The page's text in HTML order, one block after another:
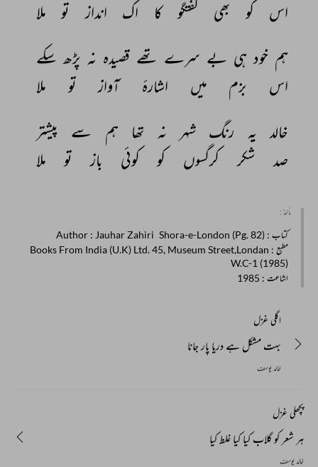
اس
کو بھی گفتگو کا اک انداز تو
ملا
ہم خود ہی بے سرے تھے قصیدہ نہ پڑھ سکے
اس
بزم میں اشارۂ آواز تو
ملا
خالد
یہ رنگ شہر نہ تھا ہم سے
پیشتر
صد
شکر کرگسوں کو کوئی باز تو ملا
مأخذ :
کتاب : Shora-e-London (Pg. 82)
Author : Jauhar Zahiri
مطبع
: Books From India (U.K) Ltd. 45, Museum Street,Londan
W.C-1 (1985)
اشاعت : 1985
اگلی غزل
بہت مشکل ہے دریا پار جانا
خالد یوسف
پچھلی غزل
ہر شعر کو گلاب کیا کیا غلط کیا
خالد یوسف